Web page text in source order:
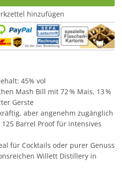
hinzufügen
45% vol
Mash Bill mit 72 % Mais, 13 %
Gerste
aber angenehm zugänglich
Barrel Proof für intensives
für Cocktails oder purer Genuss
Willett Distillery in